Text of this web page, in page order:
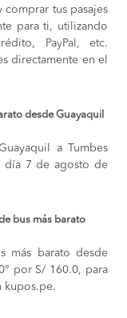
comprar tus pasajes
para ti, utilizando
PayPal, etc.
directamente en el
desde Guayaquil
a Tumbes
día 7 de agosto de
bus más barato
más barato desde
por S/ 160.0, para
kupos.pe.